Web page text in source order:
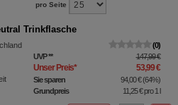
pro Seite
Trinkflasche
0
UVP** 147,99 €
Unser Preis* 53,99 €
Sie sparen 94,00 €(64%)
Grundpreis
11,25 €pro 1 l